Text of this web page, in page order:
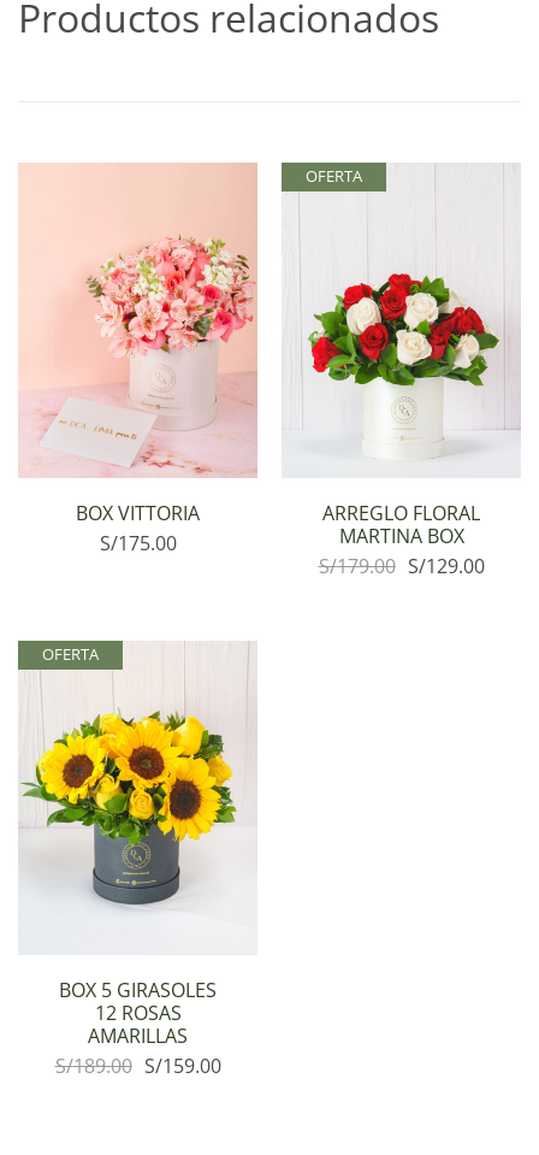
Productos relacionados
BOX VITTORIA
S/175.00
OFERTA
ARREGLO FLORAL
MARTINA BOX
S/179.00 S/129.00
OFERTA
BOX 5 GIRASOLES
12 ROSAS
AMARILLAS
S/189.00 S/159.00